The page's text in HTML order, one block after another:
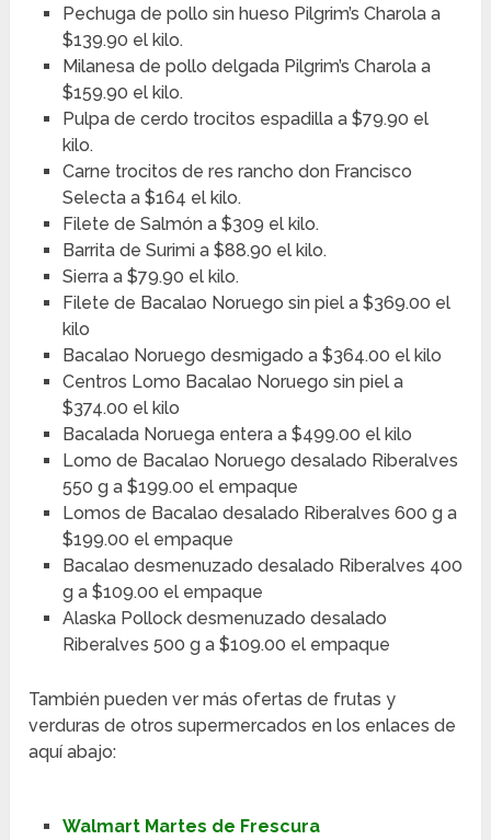
Pechuga de pollo sin hueso Pilgrim’s Charola a
$139.90 el kilo.
Milanesa de pollo delgada Pilgrim’s Charola a
$159.90 el kilo.
Pulpa de cerdo trocitos espadilla a $79.90 el
kilo.
Carne trocitos de res rancho don Francisco
Selecta a $164 el kilo.
Filete de Salmón a $309 el kilo.
Barrita de Surimi a $88.90 el kilo.
Sierra a $79.90 el kilo.
Filete de Bacalao Noruego sin piel a $369.00 el
kilo
Bacalao Noruego desmigado a $364.00 el kilo
Centros Lomo Bacalao Noruego sin piel a
$374.00 el kilo
Bacalada Noruega entera a $499.00 el kilo
Lomo de Bacalao Noruego desalado Riberalves
550 g a $199.00 el empaque
Lomos de Bacalao desalado Riberalves 600 g a
$199.00 el empaque
Bacalao desmenuzado desalado Riberalves 400
g a $109.00 el empaque
Alaska Pollock desmenuzado desalado
Riberalves 500 g a $109.00 el empaque
También pueden ver más ofertas de frutas y
verduras de otros supermercados en los enlaces de
aquí abajo:
Walmart Martes de Frescura